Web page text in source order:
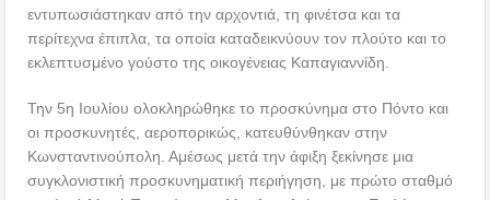
εντυπωσιάστηκαν από την αρχοντιά, τη φινέτσα και τα
περίτεχνα έπιπλα, τα οποία καταδεικνύουν τον πλούτο και το
εκλεπτυσμένο γούστο της οικογένειας Καπαγιαννίδη.
Την 5η Ιουλίου ολοκληρώθηκε το προσκύνημα στο Πόντο και
οι προσκυνητές, αεροπορικώς, κατευθύνθηκαν στην
Κωνσταντινούπολη. Αμέσως μετά την άφιξη ξεκίνησε μια
συγκλονιστική προσκυνηματική περιήγηση, με πρώτο σταθμό